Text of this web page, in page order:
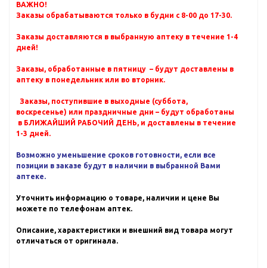
ВАЖНО!
Заказы обрабатываются только в будни с 8-00 до 17-30.
Заказы доставляются в выбранную аптеку в течение 1-4
дней!
Заказы, обработанные в пятницу – будут доставлены в
аптеку в понедельник или во вторник.
Заказы, поступившие в выходные (суббота,
воскресенье) или праздничные дни – будут обработаны
в БЛИЖАЙШИЙ РАБОЧИЙ ДЕНЬ, и доставлены в течение
1-3 дней.
Возможно уменьшение сроков готовности, если все
позиции в заказе будут в наличии в выбранной Вами
аптеке.
Уточнить информацию о товаре, наличии и цене Вы
можете по телефонам аптек.
Описание, характеристики и внешний вид товара могут
отличаться от оригинала.